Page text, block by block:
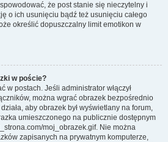
że post stanie się nieczytelny i
o ich usunięciu bądź też usunięciu całego
określić dopuszczalny limit emotikon w
w poście?
w postach. Jeśli administrator włączył
można wgrać obrazek bezpośrednio
aby obrazek był wyświetlany na forum,
umieszczonego na publicznie dostępnym
moj_obrazek.gif. Nie można
zapisanych na prywatnym komputerze,